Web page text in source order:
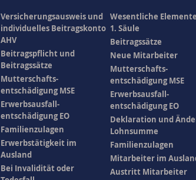
Versicherungsausweis und
individuelles Beitragskonto
AHV
Beitragspflicht und
Beitragssätze
Mutterschafts-
entschädigung MSE
Erwerbsausfall-
entschädigung EO
Familienzulagen
Erwerbstätigkeit im
Ausland
Bei Invalidität oder
Wesentliche
1. Säule
Beitragssätze
Neue Mitarbeiter
Mutterschafts-
entschädigung MSE
Erwerbsausfall-
entschädigung EO
Deklaration und
Lohnsumme
Familienzulagen
Mitarbeiter im
Austritt Mitarbeiter